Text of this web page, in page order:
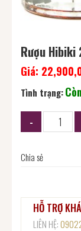
Rượu Hibiki
Giá:
Tình trạng:
Chia sẻ
HỖ TRỢ
LIÊN HỆ: